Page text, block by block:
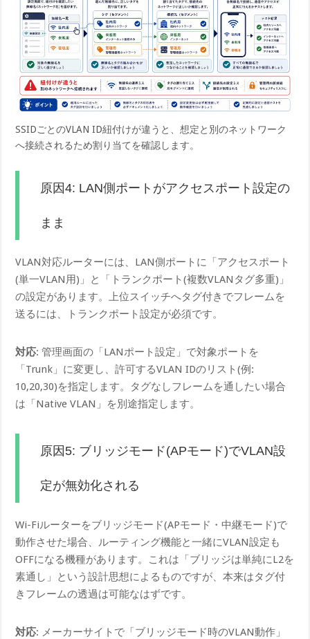
SSIDごとのVLAN ID紐付けが違うと、想定と別のネットワーク
へ接続されるため割り当てを確認します。
原因4: LAN側ポートがアクセスポート設定の
まま
VLAN対応ルーターには、LAN側ポートに「アクセスポート
(単一VLAN用)」と「トランクポート(複数VLANタグ多重)」
の設定があります。上位スイッチへタグ付きでフレームを
送るには、トランクポート設定が必須です。
対応: 管理画面の「LANポート設定」で対象ポートを
「Trunk」に変更し、許可するVLAN IDのリスト(例:
10,20,30)を指定します。タグなしフレームを通したい場合
は「Native VLAN」を別途指定します。
原因5: ブリッジモード(APモード)でVLAN設
定が無効化される
Wi-Fiルーターをブリッジモード(APモード・中継モード)で
動作させた場合、ルーティング機能と一緒にVLAN設定も
OFFになる機種があります。これは「ブリッジは単純にL2を
素通し」という設計思想によるものですが、本来はタグ付
きフレームの透過は可能なはずです。
対応: メーカーサイトで「ブリッジモード時のVLAN動作」